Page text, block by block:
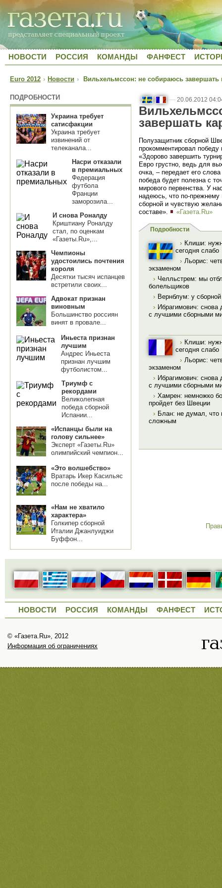
НОВОСТИ РОССИЯ КОМАНДЫ ФАНФЕСТ
Euro 2012 › Новости › Вильхельмссон: не собираюсь завершать
ПОДРОБНОСТИ
Украина требует
сатисфакции
Украина требует
извинений от
телеканала...
Насри отказали
в премиальных
Федерация
футбола
Франции
заморозила...
И снова Роналду
Криштиану Роналду
стал, по оценкам
«Газеты.Ru»,...
Чемпионы
удостоились почтения
короля
Десятки тысяч испанцев
встретили своих...
Адвокат признан
виновным
Большинство россиян
винят в провале...
Иньеста признан
лучшим
Андрес Иньеста
признан лучшим
футболистом...
Триумф с
рекордами
Великолепная
победа сборной
Испании...
«Испанцы были на
голову сильнее»
Эксперт «Газеты.Ru»
олимпийский чемпион...
«Это волшебство»
Вратарь Икер Касильяс
после победы на...
«Нам не хватило
характера»
Голкипер сборной
Италии Джанлуиджи
Буффон...
— 20.06.2012
завершать
Полузащитник сборной
прокомментировал
«Здорово завершить
Евро грустно, ведь для
очка, – передает его слова
победа будет полезна с
мирового первенства. У
надеюсь, что по-прежнему
сборной и чувствую
составе».
«Газета.Ru»
Подробности
› Клиши:
сегодня слабо
› Льорис:
экзаменом
› Челльстрем: мы
болельщиков
› Вернблум: у
› Ибрагимович: снова
с лучшими сборными
› Клиши:
сегодня слабо
› Льорис:
экзаменом
› Ибрагимович: снова
с лучшими сборными
› Хамрен: немножко
пройдет без Швеции
› Блан: не думал, что
сложным
НОВОСТИ РОССИЯ КОМАНДЫ ФАНФЕСТ
© «Газета.Ru», 2012
Информация об ограничениях